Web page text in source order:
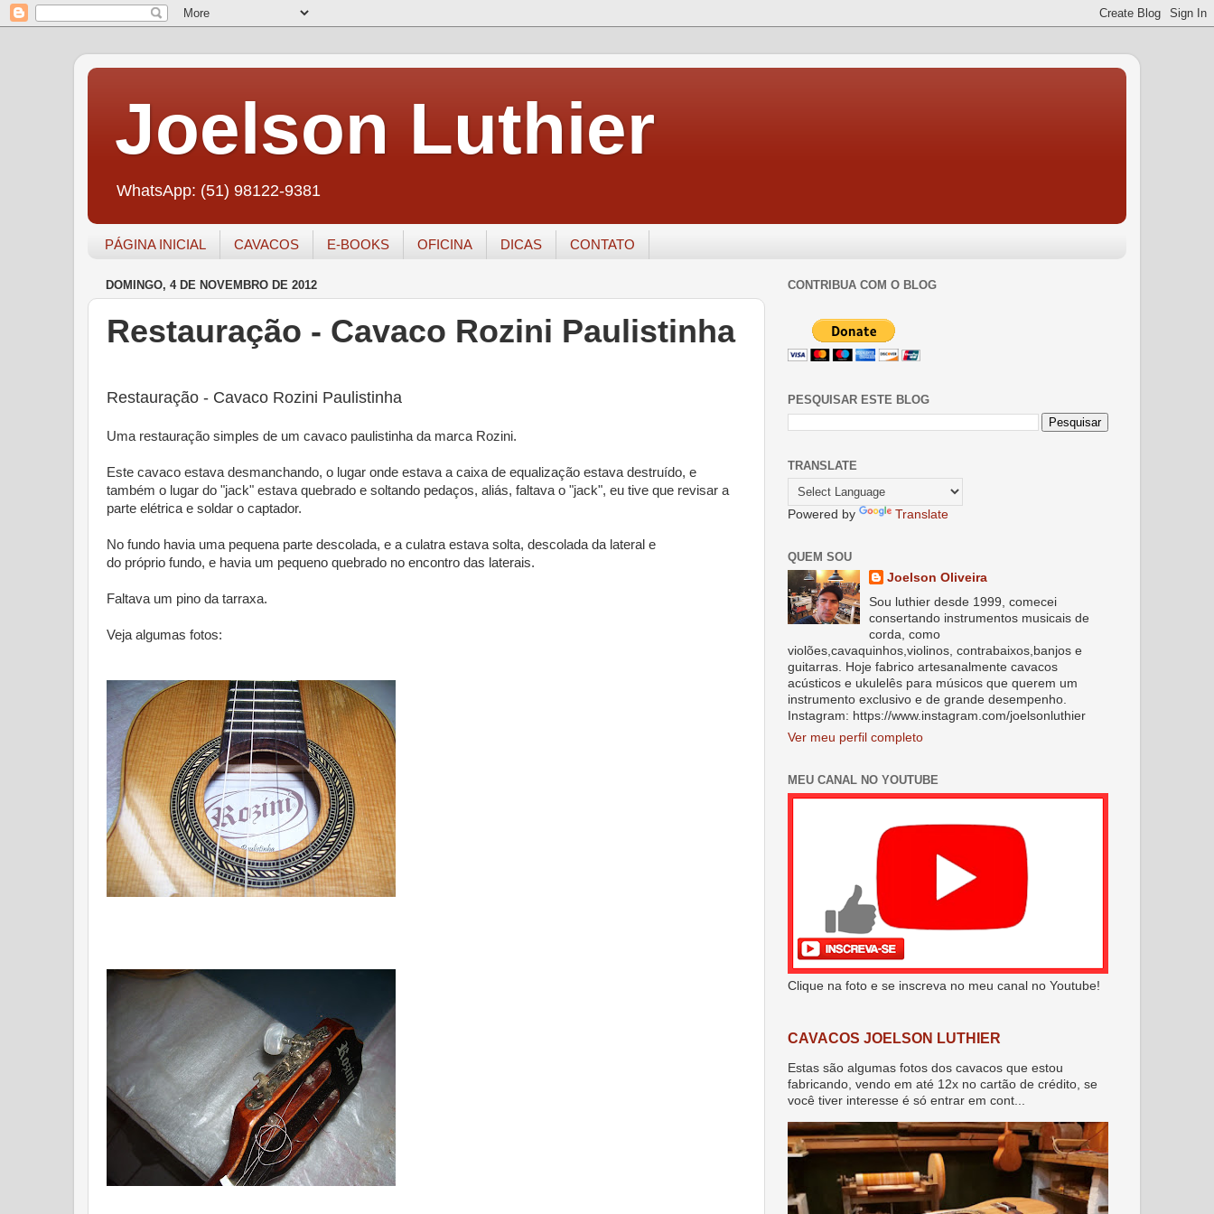
Joelson Luthier
WhatsApp: (51) 98122-9381
PÁGINA INICIAL CAVACOS E-BOOKS OFICINA DICAS CONTATO
DOMINGO, 4 DE NOVEMBRO DE 2012
Restauração - Cavaco Rozini Paulistinha
Restauração - Cavaco Rozini Paulistinha
Uma restauração simples de um cavaco paulistinha da marca Rozini.
Este cavaco estava desmanchando, o lugar onde estava a caixa de equalização estava destruído, e
também o lugar do "jack" estava quebrado e soltando pedaços, aliás, faltava o "jack", eu tive que revisar a
parte elétrica e soldar o captador.
No fundo havia uma pequena parte descolada, e a culatra estava solta, descolada da lateral e
do próprio fundo, e havia um pequeno quebrado no encontro das laterais.
Faltava um pino da tarraxa.
Veja algumas fotos:
CONTRIBUA COM O BLOG
PESQUISAR ESTE BLOG
TRANSLATE
Powered by Translate
QUEM SOU
Joelson Oliveira
Sou luthier desde 1999, comecei
consertando instrumentos musicais de
corda, como
violões,cavaquinhos,violinos, contrabaixos,banjos e
guitarras. Hoje fabrico artesanalmente cavacos
acústicos e ukulelês para músicos que querem um
instrumento exclusivo e de grande desempenho.
Instagram: https://www.instagram.com/joelsonluthier
Ver meu perfil completo
MEU CANAL NO YOUTUBE
Clique na foto e se inscreva no meu canal no Youtube!
CAVACOS JOELSON LUTHIER
Estas são algumas fotos dos cavacos que estou
fabricando, vendo em até 12x no cartão de crédito, se
você tiver interesse é só entrar em cont...